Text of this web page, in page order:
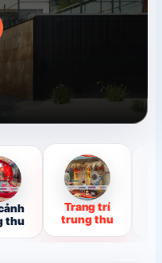
Trang trí
trung thu
Gian hàng
chợ quê